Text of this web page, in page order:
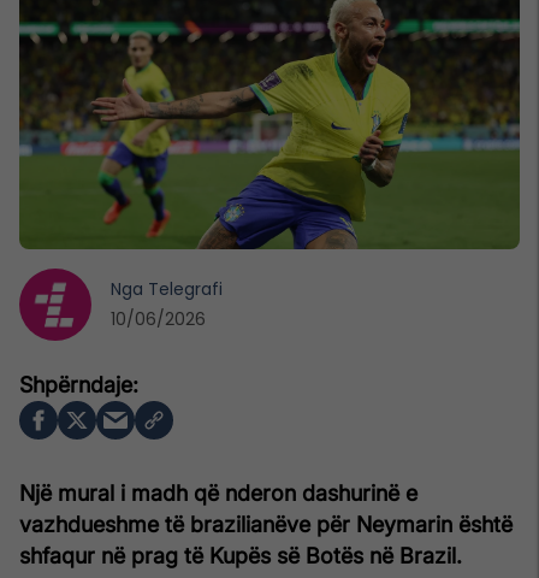
Një mural i madh që nderon dashurinë e
vazhdueshme të brazilianëve për Neymarin është
shfaqur në prag të Kupës së Botës në Brazil.
Nga Telegrafi
10/06/2026